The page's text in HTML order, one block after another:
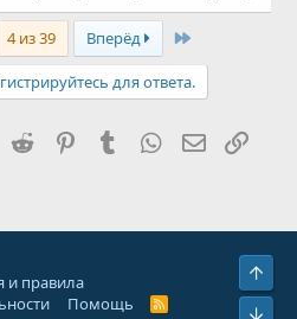
4 из 39 Вперёд Last
для ответа.
Reddit PinterestTumblrWhatsApp
и правила
Помощь
R